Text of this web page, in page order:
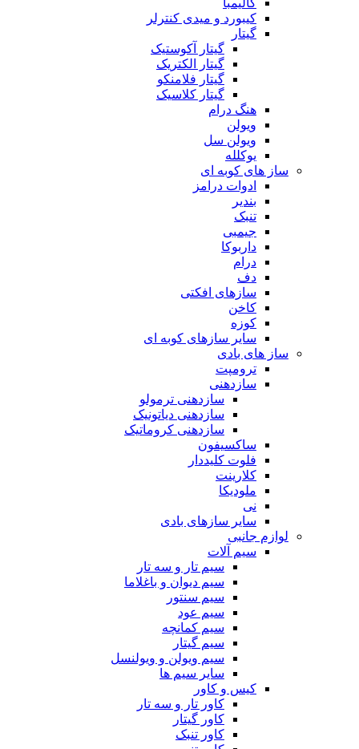
کیبورد و میدی کنترلر
گیتار
گیتار آکوستیک
گیتار الکتریک
گیتار فلامنکو
گیتار کلاسیک
هنگ درام
ویولن
ویولن سل
یوکلله
ساز های کوبه ای
ادوات درامز
بندیر
تنبک
جیمبی
داربوکا
درام
دف
سازهای افکتی
کاخن
کوزه
سایر سازهای کوبه ای
ساز های بادی
ترومپت
سازدهنی
سازدهنی ترمولو
سازدهنی دیاتونیک
سازدهنی کروماتیک
ساکسیفون
فلوت کلیددار
کلارینت
ملودیکا
نی
سایر سازهای بادی
لوازم جانبی
سیم آلات
سیم تار و سه تار
سیم دیوان و باغلاما
سیم سنتور
سیم عود
سیم کمانچه
سیم گیتار
سیم ویولن و ویولنسل
سایر سیم ها
کیس و کاور
کاور تار و سه تار
کاور گیتار
کاور تنبک